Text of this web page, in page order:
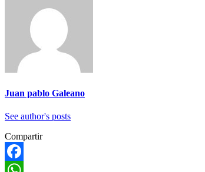
Juan pablo Galeano
See author's posts
Compartir
Facebook